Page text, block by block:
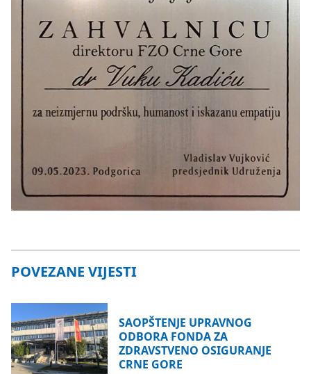
POVEZANE VIJESTI
SAOPŠTENJE UPRAVNOG
ODBORA FONDA ZA
ZDRAVSTVENO OSIGURANJE
CRNE GORE